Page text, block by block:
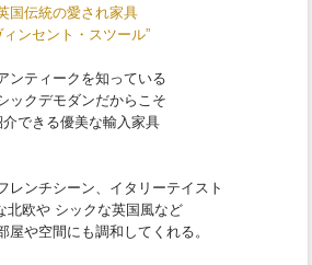
国伝統の愛され家具
ィンセント・スツール”
ンティークを知っている
ックデモダンだからこそ
介できる優美な輸入家具
レンチシーン、イタリーテイスト
北欧や シックな英国風など
屋や空間にも調和してくれる。